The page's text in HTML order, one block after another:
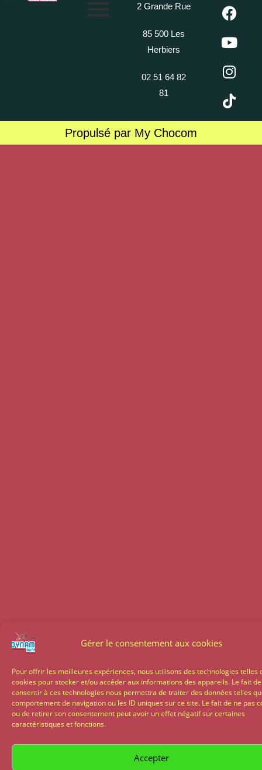
Gérer le consentement aux cookies
Pour offrir les meilleures expériences, nous utilisons des technologies telles
cookies pour stocker et/ou accéder aux informations des appareils. Le fait de
consentir à ces technologies nous permettra de traiter des données telles
comportement de navigation ou les ID uniques sur ce site. Le fait de ne pas
ou de retirer son consentement peut avoir un effet négatif sur certaines
caractéristiques et fonctions.
Accepter
2 Grande Rue
85 500 Les
Herbiers
02 51 64 82
81
Propulsé par My Chocom